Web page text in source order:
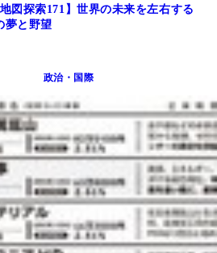
図探索171】世界の未来を左右する
夢と野望
政治・国際